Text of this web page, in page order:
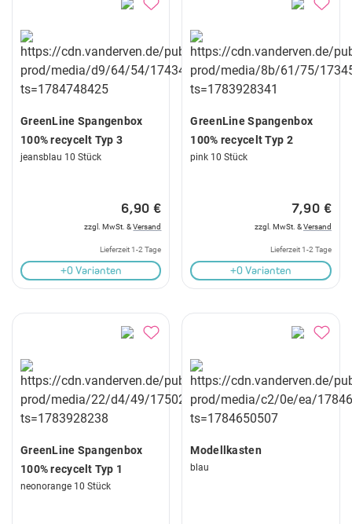
GreenLine Spangenbox
100% recycelt Typ 3
jeansblau 10 Stück
6,90 €
zzgl. MwSt. &Versand
Lieferzeit 1-2 Tage
+0 Varianten
GreenLine Spangenbox
100% recycelt Typ 2
pink 10 Stück
7,90 €
zzgl. MwSt. &Versand
Lieferzeit 1-2 Tage
+0 Varianten
GreenLine Spangenbox
100% recycelt Typ 1
neonorange 10 Stück
Modellkasten
blau